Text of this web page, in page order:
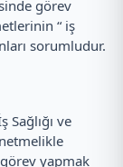
görev
“ iş
sorumludur.
Sağlığı ve
yapmak